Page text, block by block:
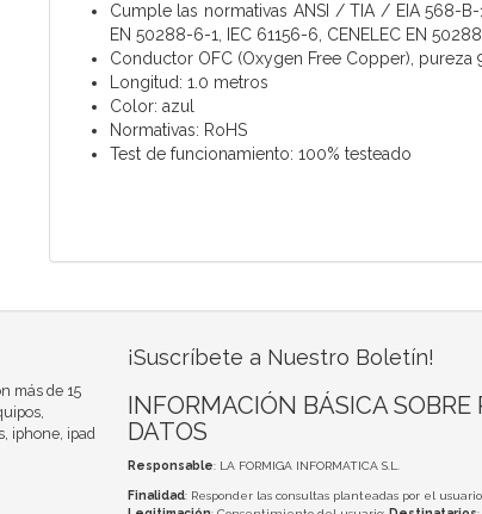
Cumple las normativas ANSI / TIA / EIA 568-B-
EN 50288-6-1, IEC 61156-6, CENELEC EN
Conductor OFC (Oxygen Free Copper),
Longitud: 1.0 metros
Color: azul
Normativas: RoHS
Test de funcionamiento: 100% testeado
más de 15
iphone, ipad
¡Suscríbete a Nuestro Boletín!
INFORMACIÓN BÁSICA SOBRE
DATOS
Responsable: LA FORMIGA INFORMATICA S.L.
Finalidad: Responder las consultas planteadas por el